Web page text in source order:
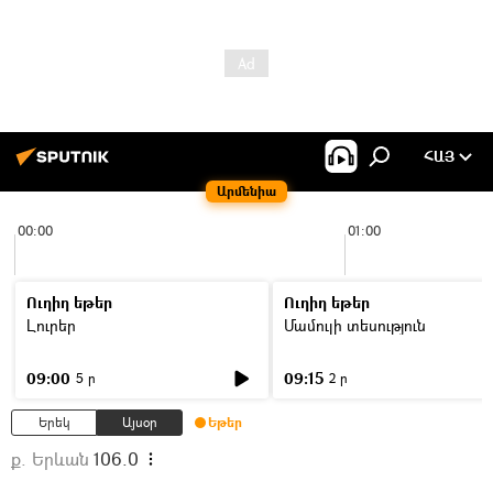
Արմենիա
ՀԱՅ
00:00 01:00
Ուղիղ եթեր
Լուրեր
09:00 5 ր
Ուղիղ եթեր
Մամուլի տեսություն
09:15 2 ր
Երեկ Այսօր Եթեր
ք. Երևան 106.0